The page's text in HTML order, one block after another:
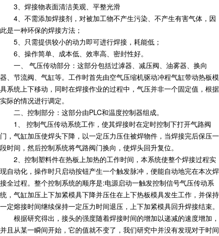
3、焊接物表面清洁美观、平整光滑
4、不需添加焊接剂，对被加工物不产生污染、不产生有害气体，因
此是一种环保的焊接方法；
5、只需提供较小的动力即可进行焊接，耗能低；
6、操作简单、成本低、效率高、密封性好。
一、 气压传动部分：这部分包括过滹器、减压阀、油雾器、换向
器、节流阀、气缸等。工作时首先由空气压缩机驱动冲程气缸带动热板模
具系统上下移动，同时在焊接作业的过程中，气压并非一个固定值，根据
实际的情况进行调定。
二、控制部分：这部分由PLC和温度控制器组成。
1、 控制气压传动系统工作，使其焊接时在定时控制下打开气路阀
门，气缸加压使焊头下降，以一定压力压住被焊物件，当焊接完后保压一
段时间，然后控制系统将气路阀门换向，使焊头回升复位。
2、控制塑料件在热板上加热的工作时间，本系统使整个焊接过程实
现自动化，操作时只启动按钮产生一个触发脉冲，便能自动地完在本次焊
接全过程。整个控制系统的顺序是:电源启动一触发控制信号气压传动系
统，气缸加压上下加紧模具下降并压住在上下热板模具发生工作，并保持
一定熔接时间继续保持一定压力时间退压，上下加紧模具回升焊接结束。
根据研究得出，接头的强度随着焊接时间的增加以递减的速度增加，
并且从某一瞬间开始，它的值就不变了，我们研究中并没有发现对于时间